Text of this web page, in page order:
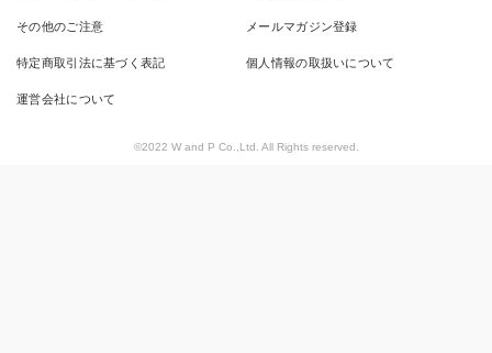
その他のご注意 メールマガジン登録
特定商取引法に基づく表記 個人情報の取扱いについて
運営会社について
©2022 W and P Co.,Ltd. All Rights reserved.